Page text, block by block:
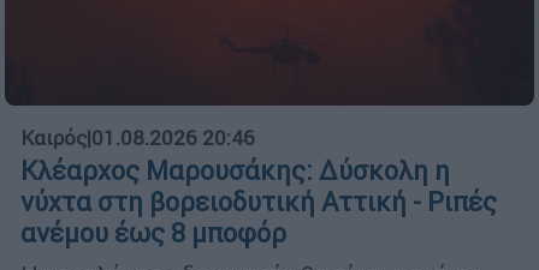
Καιρός|01.08.2026 20:46
Κλέαρχος Μαρουσάκης: Δύσκολη η
νύχτα στη βορειοδυτική Αττική - Ριπές
ανέμου έως 8 μποφόρ